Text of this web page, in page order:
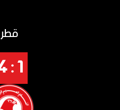
قطر
1 : 4